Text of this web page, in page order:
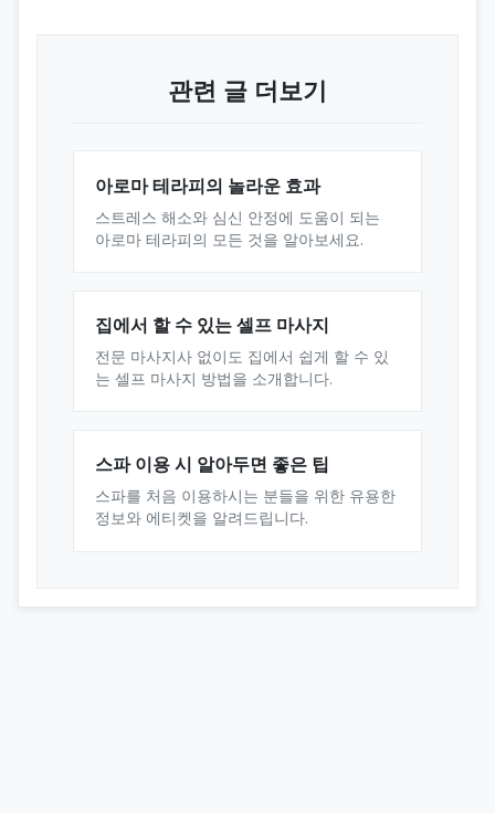
관련 글 더보기
아로마 테라피의 놀라운 효과
스트레스 해소와 심신 안정에 도움이 되는
아로마 테라피의 모든 것을 알아보세요.
집에서 할 수 있는 셀프 마사지
전문 마사지사 없이도 집에서 쉽게 할 수 있
는 셀프 마사지 방법을 소개합니다.
스파 이용 시 알아두면 좋은 팁
스파를 처음 이용하시는 분들을 위한 유용한
정보와 에티켓을 알려드립니다.